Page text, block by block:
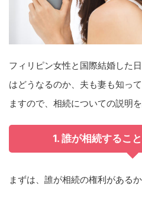
フィリピン女性と国際結婚した
はどうなるのか、夫も妻も知っ
ますので、相続についての説明を
1. 誰が相続するこ
まずは、誰が相続の権利があるか